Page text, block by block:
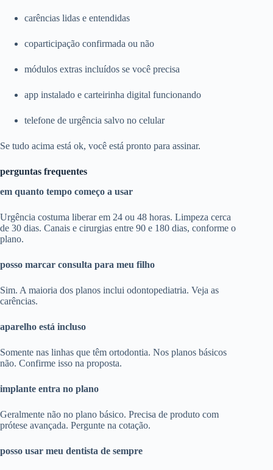
carências lidas e entendidas
coparticipação confirmada ou não
módulos extras incluídos se você precisa
app instalado e carteirinha digital funcionando
telefone de urgência salvo no celular
Se tudo acima está ok, você está pronto para assinar.
perguntas frequentes
em quanto tempo começo a usar
Urgência costuma liberar em 24 ou 48 horas. Limpeza cerca
de 30 dias. Canais e cirurgias entre 90 e 180 dias, conforme o
plano.
posso marcar consulta para meu filho
Sim. A maioria dos planos inclui odontopediatria. Veja as
carências.
aparelho está incluso
Somente nas linhas que têm ortodontia. Nos planos básicos
não. Confirme isso na proposta.
implante entra no plano
Geralmente não no plano básico. Precisa de produto com
prótese avançada. Pergunte na cotação.
posso usar meu dentista de sempre